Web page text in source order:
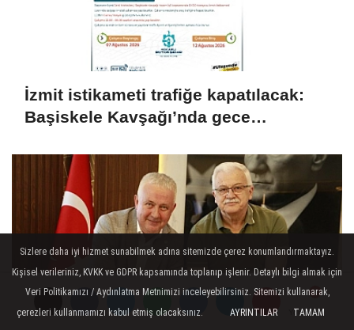
Yorumlar
Yorumlar
İzmit istikameti trafiğe kapatılacak:
Başiskele Kavşağı’nda gece
Sizlere daha iyi hizmet sunabilmek adına sitemizde çerez konumlandırmaktayız.
Kişisel verileriniz, KVKK ve GDPR kapsamında toplanıp işlenir. Detaylı bilgi almak için
Veri Politikamızı / Aydınlatma Metnimizi inceleyebilirsiniz. Sitemizi kullanarak,
çerezleri kullanmamızı kabul etmiş olacaksınız.
AYRINTILAR TAMAM